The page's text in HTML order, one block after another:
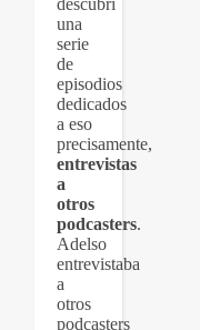
descubrí
una
serie
de
episodios
dedicados
a eso
precisamente,
entrevistas
a
otros
podcasters.
Adelso
entrevistaba
a
otros
podcasters